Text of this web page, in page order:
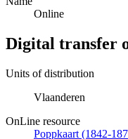
Online
Digital transfer
Units of distribution
Vlaanderen
OnLine resource
Poppkaart (1842-